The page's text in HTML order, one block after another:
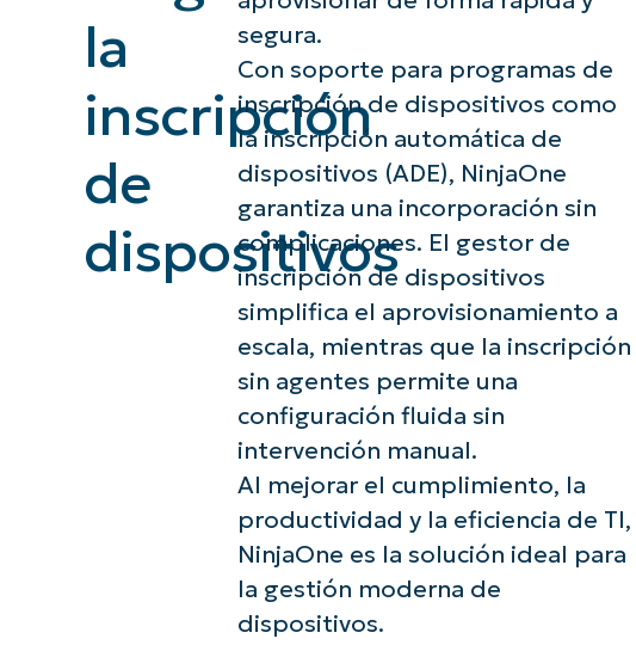
CONTACTO DE VENTAS
PLATAFORMA
CONTACTO DE VENTAS
CONTACTO DE VENTAS MIRA UNA DEMO
CONTACTO DE VENTAS
la
inscripción
de
dispositivos
segura.
Con soporte para programas de
inscripción de dispositivos como
la inscripción automática de
dispositivos (ADE), NinjaOne
garantiza una incorporación sin
complicaciones. El gestor de
inscripción de dispositivos
simplifica el aprovisionamiento a
escala, mientras que la inscripción
sin agentes permite una
configuración fluida sin
intervención manual.
Al mejorar el cumplimiento, la
productividad y la eficiencia de TI,
NinjaOne es la solución ideal para
la gestión moderna de
dispositivos.